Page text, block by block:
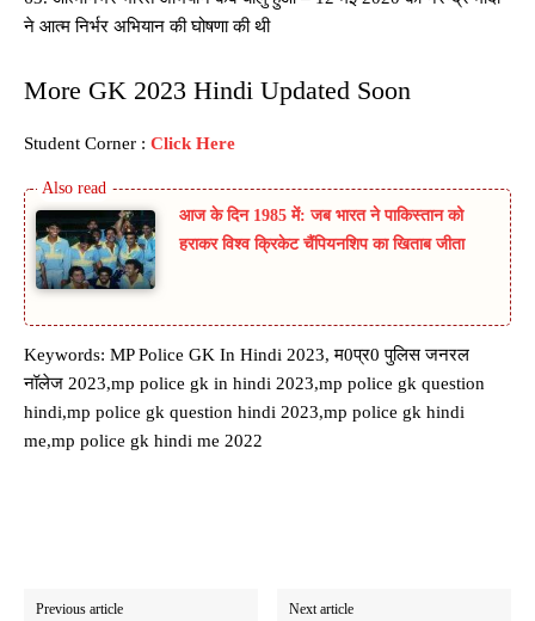
ने आत्म निर्भर अभियान की घोषणा की थी
More GK 2023 Hindi Updated Soon
Student Corner : Click Here
आज के दिन 1985 में: जब भारत ने पाकिस्तान को
हराकर विश्व क्रिकेट चैंपियनशिप का खिताब जीता
Keywords: MP Police GK In Hindi 2023, म0प्र0 पुलिस जनरल
नॉलेज 2023,mp police gk in hindi 2023,mp police gk question
hindi,mp police gk question hindi 2023,mp police gk hindi
me,mp police gk hindi me 2022
Previous article Next article